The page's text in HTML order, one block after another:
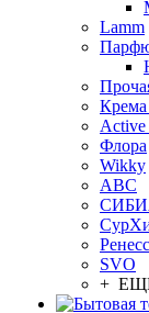
Lamm
Крема
Флора
Wikky
АВС
SVO
+